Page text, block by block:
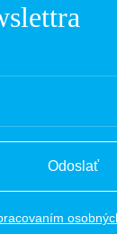
Odoslať